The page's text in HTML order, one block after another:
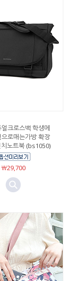
얼크로스백 학생메
로매는가방 확장
노트북 (bs1050)
￦29,700